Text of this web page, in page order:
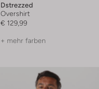
Dstrezzed
Overshirt
€ 129,99
+ mehr farben